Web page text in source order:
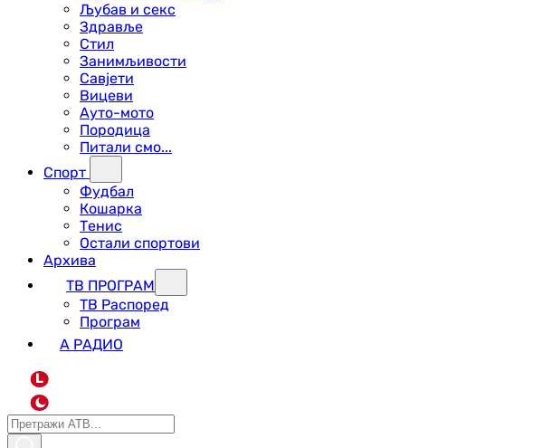
Љубав и секс
Здравље
Стил
Занимљивости
Савјети
Вицеви
Ауто-мото
Породица
Питали смо...
Спорт
Фудбал
Кошарка
Тенис
Остали спортови
Архива
ТВ ПРОГРАМ
ТВ Распоред
Програм
А РАДИО
L